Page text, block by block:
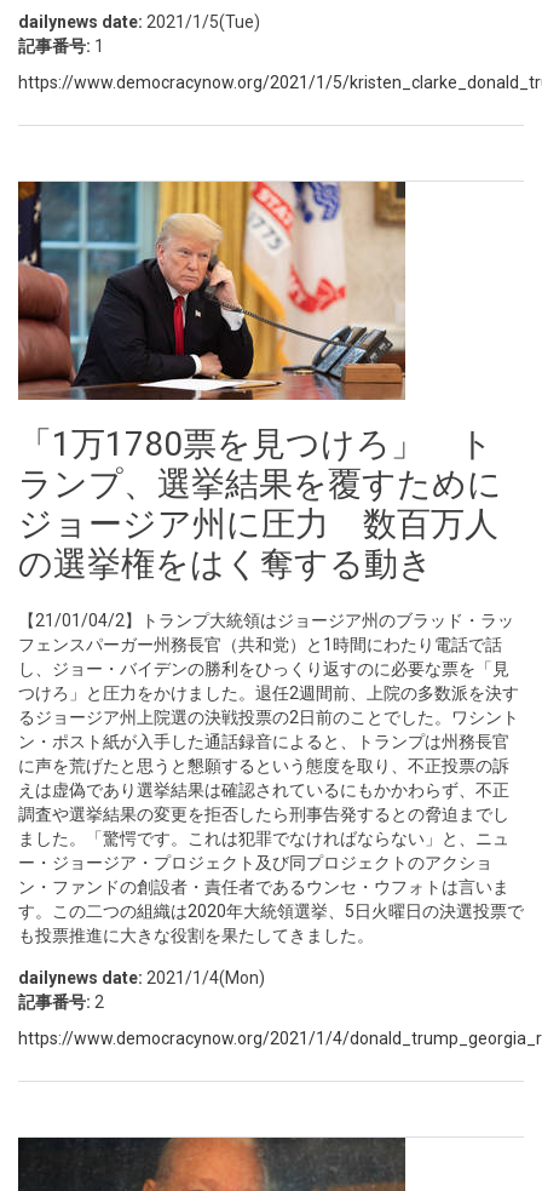
dailynews date: 2021/1/5(Tue)
記事番号: 1
https://www.democracynow.org/2021/1/5/
「1万1780票を見つけろ」 ト
ランプ、選挙結果を覆すために
ジョージア州に圧力 数百万人
の選挙権をはく奪する動き
【21/01/04/2】トランプ大統領はジョージア州のブラッド・ラッ
フェンスパーガー州務長官（共和党）と1時間にわたり電話で話
し、ジョー・バイデンの勝利をひっくり返すのに必要な票を「見
つけろ」と圧力をかけました。退任2週間前、上院の多数派を決す
るジョージア州上院選の決戦投票の2日前のことでした。ワシント
ン・ポスト紙が入手した通話録音によると、トランプは州務長官
に声を荒げたと思うと懇願するという態度を取り、不正投票の訴
えは虚偽であり選挙結果は確認されているにもかかわらず、不正
調査や選挙結果の変更を拒否したら刑事告発するとの脅迫までし
ました。「驚愕です。これは犯罪でなければならない」と、ニュ
ー・ジョージア・プロジェクト及び同プロジェクトのアクショ
ン・ファンドの創設者・責任者であるウンセ・ウフォトは言いま
す。この二つの組織は2020年大統領選挙、5日火曜日の決選投票で
も投票推進に大きな役割を果たしてきました。
dailynews date: 2021/1/4(Mon)
記事番号: 2
https://www.democracynow.org/2021/1/4/